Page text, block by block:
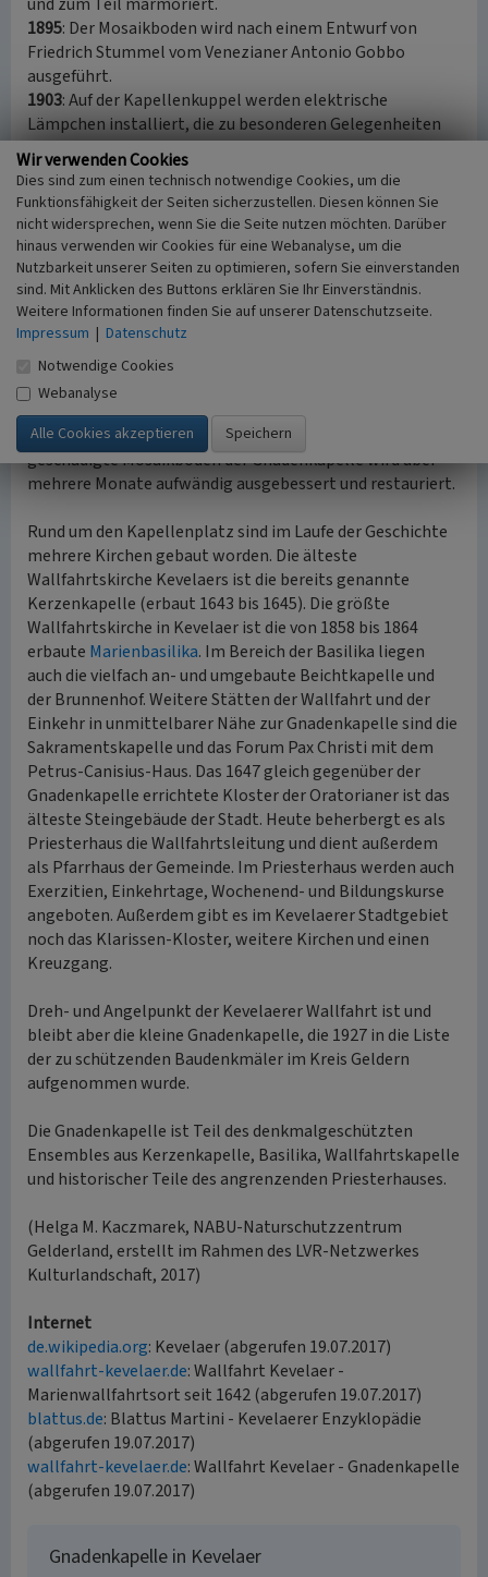
1895: Der Mosaikboden wird nach einem Entwurf von
Friedrich Stummel vom Venezianer Antonio Gobbo
ausgeführt.
1903: Auf der Kapellenkuppel werden elektrische
Lämpchen installiert, die zu besonderen Gelegenheiten
leuchten.
1925: Auf die Kuppel wir ein vergoldetes Kupferkreuz
aufgesetzt, das ebenfalls beleuchtet werden kann.
1978 bis 1980: Die Gnadenkapelle wird grundlegend
renoviert und restauriert. Vor allem die verrußten und zum
Teil beschädigten Gemälde erlangen durch die
Restaurierungsarbeiten wieder Ganzheit, Farbenpracht
und Leuchtkraft. Die Kombination aus Wand und
Deckengemälden, Stuckarbeiten und Angoldungen an
Wänden und im Hochaltarbereich verleihen dem
Innenraum der Kapelle bis heute eine überwältigend
üppige Ensemblewirkung.
Winter 2011 bis Frühjahr 2012: Der zum Teil stark
geschädigte Mosaikboden der Gnadenkapelle wird über
mehrere Monate aufwändig ausgebessert und restauriert.
Rund um den Kapellenplatz sind im Laufe der Geschichte
mehrere Kirchen gebaut worden. Die älteste
Wallfahrtskirche Kevelaers ist die bereits genannte
Kerzenkapelle (erbaut 1643 bis 1645). Die größte
Wallfahrtskirche in Kevelaer ist die von 1858 bis 1864
erbaute Marienbasilika. Im Bereich der Basilika liegen
auch die vielfach an- und umgebaute Beichtkapelle und
der Brunnenhof. Weitere Stätten der Wallfahrt und der
Einkehr in unmittelbarer Nähe zur Gnadenkapelle sind die
Sakramentskapelle und das Forum Pax Christi mit dem
Petrus-Canisius-Haus. Das 1647 gleich gegenüber der
Gnadenkapelle errichtete Kloster der Oratorianer ist das
älteste Steingebäude der Stadt. Heute beherbergt es als
Priesterhaus die Wallfahrtsleitung und dient außerdem
als Pfarrhaus der Gemeinde. Im Priesterhaus werden auch
Exerzitien, Einkehrtage, Wochenend- und Bildungskurse
angeboten. Außerdem gibt es im Kevelaerer Stadtgebiet
noch das Klarissen-Kloster, weitere Kirchen und einen
Kreuzgang.
Dreh- und Angelpunkt der Kevelaerer Wallfahrt ist und
bleibt aber die kleine Gnadenkapelle, die 1927 in die Liste
der zu schützenden Baudenkmäler im Kreis Geldern
aufgenommen wurde.
Die Gnadenkapelle ist Teil des denkmalgeschützten
Ensembles aus Kerzenkapelle, Basilika, Wallfahrtskapelle
und historischer Teile des angrenzenden Priesterhauses.
(Helga M. Kaczmarek, NABU-Naturschutzzentrum
Gelderland, erstellt im Rahmen des LVR-Netzwerkes
Kulturlandschaft, 2017)
Internet
de.wikipedia.org: Kevelaer (abgerufen 19.07.2017)
wallfahrt-kevelaer.de: Wallfahrt Kevelaer -
Marienwallfahrtsort seit 1642 (abgerufen 19.07.2017)
blattus.de: Blattus Martini - Kevelaerer Enzyklopädie
(abgerufen 19.07.2017)
wallfahrt-kevelaer.de: Wallfahrt Kevelaer - Gnadenkapelle
(abgerufen 19.07.2017)
Gnadenkapelle in Kevelaer
Wir verwenden Cookies
Dies sind zum einen technisch notwendige Cookies, um die
Funktionsfähigkeit der Seiten sicherzustellen. Diesen können Sie
nicht widersprechen, wenn Sie die Seite nutzen möchten. Darüber
hinaus verwenden wir Cookies für eine Webanalyse, um die
Nutzbarkeit unserer Seiten zu optimieren, sofern Sie einverstanden
sind. Mit Anklicken des Buttons erklären Sie Ihr Einverständnis.
Weitere Informationen finden Sie auf unserer Datenschutzseite.
Impressum | Datenschutz
Notwendige Cookies
Webanalyse